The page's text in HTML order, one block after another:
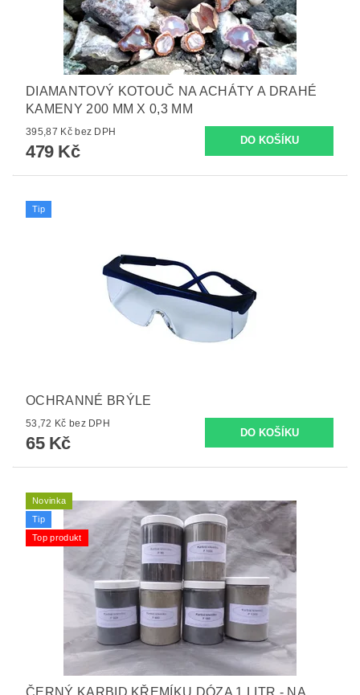
DIAMANTOVÝ KOTOUČ NA ACHÁTY A DRAHÉ
KAMENY 200 MM X 0,3 MM
395,87 Kč bez DPH
479 Kč
Tip
OCHRANNÉ BRÝLE
53,72 Kč bez DPH
65 Kč
Novinka
Tip
Top produkt
ČERNÝ KARBID KŘEMÍKU DÓZA 1 LITR - NA